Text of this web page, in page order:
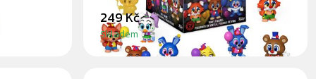
249 Kč
Skladem